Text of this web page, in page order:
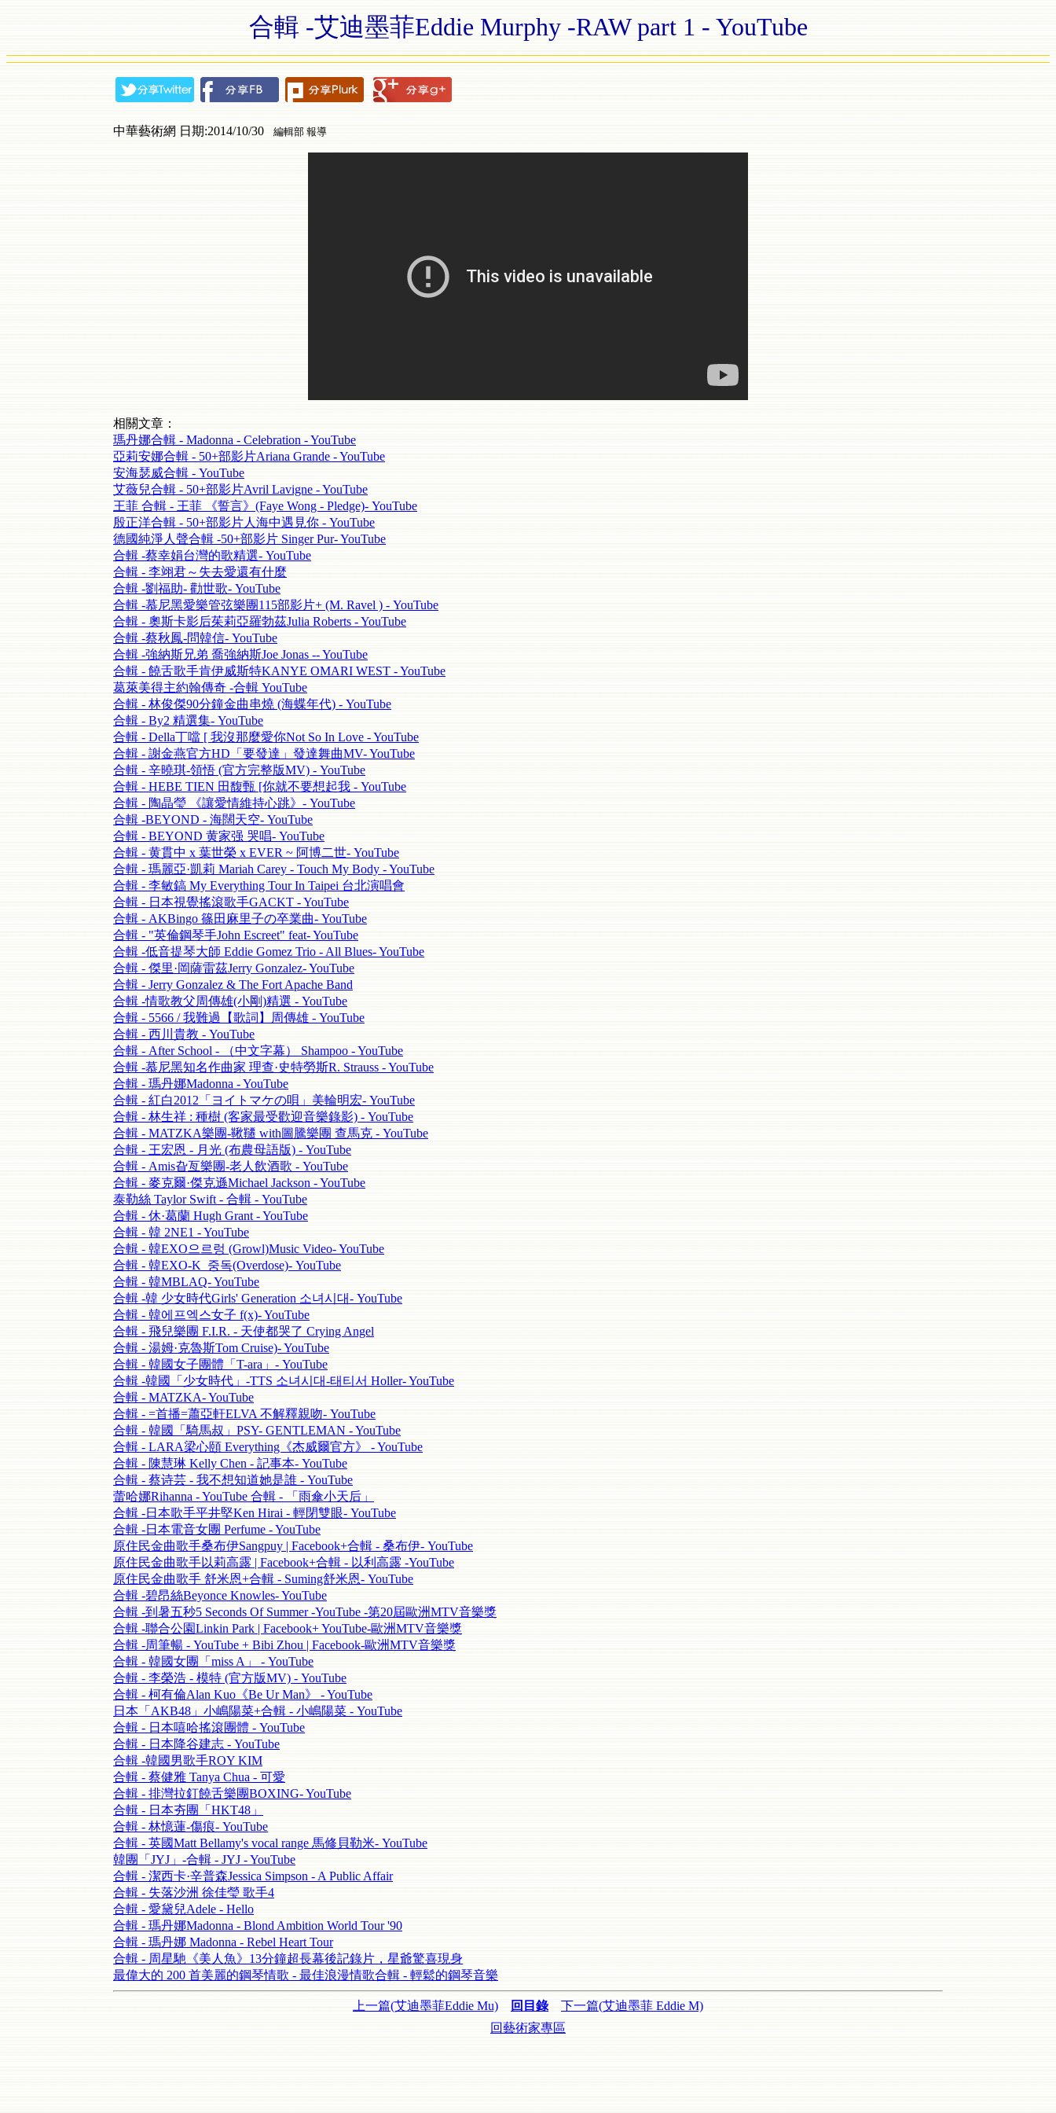
合輯 -艾迪墨菲Eddie Murphy -RAW part 1 - YouTube
中華藝術網 日期:2014/10/30 編輯部 報導
相關文章：
瑪丹娜合輯 - Madonna - Celebration - YouTube
亞莉安娜合輯 - 50+部影片Ariana Grande - YouTube
安海瑟威合輯 - YouTube
艾薇兒合輯 - 50+部影片Avril Lavigne - YouTube
王菲 合輯 - 王菲 《誓言》(Faye Wong - Pledge)- YouTube
殷正洋合輯 - 50+部影片人海中遇見你 - YouTube
德國純淨人聲合輯 -50+部影片 Singer Pur- YouTube
合輯 -蔡幸娟台灣的歌精選- YouTube
合輯 - 李翊君～失去愛還有什麼
合輯 -劉福助- 勸世歌- YouTube
合輯 -慕尼黑愛樂管弦樂團115部影片+ (M. Ravel ) - YouTube
合輯 - 奧斯卡影后茱莉亞羅勃茲Julia Roberts - YouTube
合輯 -蔡秋鳳-問韓信- YouTube
合輯 -強納斯兄弟 喬強納斯Joe Jonas -- YouTube
合輯 - 饒舌歌手肯伊威斯特KANYE OMARI WEST - YouTube
葛萊美得主約翰傳奇 -合輯 YouTube
合輯 - 林俊傑90分鐘金曲串燒 (海蝶年代) - YouTube
合輯 - By2 精選集- YouTube
合輯 - Della丁噹 [ 我沒那麼愛你Not So In Love - YouTube
合輯 - 謝金燕官方HD「要發達」發達舞曲MV- YouTube
合輯 - 辛曉琪-領悟 (官方完整版MV) - YouTube
合輯 - HEBE TIEN 田馥甄 [你就不要想起我 - YouTube
合輯 - 陶晶瑩 《讓愛情維持心跳》- YouTube
合輯 -BEYOND - 海闊天空- YouTube
合輯 - BEYOND 黄家强 哭唱- YouTube
合輯 - 黄貫中 x 葉世榮 x EVER ~ 阿博二世- YouTube
合輯 - 瑪麗亞·凱莉 Mariah Carey - Touch My Body - YouTube
合輯 - 李敏鎬 My Everything Tour In Taipei 台北演唱會
合輯 - 日本視覺搖滾歌手GACKT - YouTube
合輯 - AKBingo 篠田麻里子の卒業曲- YouTube
合輯 - "英倫鋼琴手John Escreet" feat- YouTube
合輯 -低音提琴大師 Eddie Gomez Trio - All Blues- YouTube
合輯 - 傑里·岡薩雷茲Jerry Gonzalez- YouTube
合輯 - Jerry Gonzalez & The Fort Apache Band
合輯 -情歌教父周傳雄(小剛)精選 - YouTube
合輯 - 5566 / 我難過【歌詞】周傳雄 - YouTube
合輯 - 西川貴教 - YouTube
合輯 - After School - （中文字幕） Shampoo - YouTube
合輯 -慕尼黑知名作曲家 理查·史特勞斯R. Strauss - YouTube
合輯 - 瑪丹娜Madonna - YouTube
合輯 - 紅白2012「ヨイトマケの唄」美輪明宏- YouTube
合輯 - 林生祥 : 種樹 (客家最受歡迎音樂錄影) - YouTube
合輯 - MATZKA樂團-鞦韆 with圖騰樂團 查馬克 - YouTube
合輯 - 王宏恩 - 月光 (布農母語版) - YouTube
合輯 - Amis旮亙樂團-老人飲酒歌 - YouTube
合輯 - 麥克爾·傑克遜Michael Jackson - YouTube
泰勒絲 Taylor Swift - 合輯 - YouTube
合輯 - 休·葛蘭 Hugh Grant - YouTube
合輯 - 韓 2NE1 - YouTube
合輯 - 韓EXO으르렁 (Growl)Music Video- YouTube
合輯 - 韓EXO-K_중독(Overdose)- YouTube
合輯 - 韓MBLAQ- YouTube
合輯 -韓 少女時代Girls' Generation 소녀시대- YouTube
合輯 - 韓에프엑스女子 f(x)- YouTube
合輯 - 飛兒樂團 F.I.R. - 天使都哭了 Crying Angel
合輯 - 湯姆·克魯斯Tom Cruise)- YouTube
合輯 - 韓國女子團體「T-ara」- YouTube
合輯 -韓國「少女時代」-TTS 소녀시대-태티서 Holler- YouTube
合輯 - MATZKA- YouTube
合輯 - =首播=蕭亞軒ELVA 不解釋親吻- YouTube
合輯 - 韓國「騎馬叔」PSY- GENTLEMAN - YouTube
合輯 - LARA梁心頤 Everything《杰威爾官方》 - YouTube
合輯 - 陳慧琳 Kelly Chen - 記事本- YouTube
合輯 - 蔡诗芸 - 我不想知道她是誰 - YouTube
蕾哈娜Rihanna - YouTube 合輯 - 「雨傘小天后」
合輯 -日本歌手平井堅Ken Hirai - 輕閉雙眼- YouTube
合輯 -日本電音女團 Perfume - YouTube
原住民金曲歌手桑布伊Sangpuy | Facebook+合輯 - 桑布伊- YouTube
原住民金曲歌手以莉高露 | Facebook+合輯 - 以利高露 -YouTube
原住民金曲歌手 舒米恩+合輯 - Suming舒米恩- YouTube
合輯 -碧昂絲Beyonce Knowles- YouTube
合輯 -到暑五秒5 Seconds Of Summer -YouTube -第20屆歐洲MTV音樂獎
合輯 -聯合公園Linkin Park | Facebook+ YouTube-歐洲MTV音樂獎
合輯 -周筆暢 - YouTube + Bibi Zhou | Facebook-歐洲MTV音樂獎
合輯 - 韓國女團「miss A」 - YouTube
合輯 - 李榮浩 - 模特 (官方版MV) - YouTube
合輯 - 柯有倫Alan Kuo《Be Ur Man》 - YouTube
日本「AKB48」小嶋陽菜+合輯 - 小嶋陽菜 - YouTube
合輯 - 日本嘻哈搖滾團體 - YouTube
合輯 - 日本降谷建志 - YouTube
合輯 -韓國男歌手ROY KIM
合輯 - 蔡健雅 Tanya Chua - 可愛
合輯 - 排灣拉釘饒舌樂團BOXING- YouTube
合輯 - 日本夯團「HKT48」
合輯 - 林憶蓮-傷痕- YouTube
合輯 - 英國Matt Bellamy's vocal range 馬修貝勒米- YouTube
韓團「JYJ」-合輯 - JYJ - YouTube
合輯 - 潔西卡·辛普森Jessica Simpson - A Public Affair
合輯 - 失落沙洲 徐佳瑩 歌手4
合輯 - 愛黛兒Adele - Hello
合輯 - 瑪丹娜Madonna - Blond Ambition World Tour '90
合輯 - 瑪丹娜 Madonna - Rebel Heart Tour
合輯 - 周星馳《美人魚》13分鐘超長幕後記錄片，星爺驚喜現身
最偉大的 200 首美麗的鋼琴情歌 - 最佳浪漫情歌合輯 - 輕鬆的鋼琴音樂
上一篇(艾迪墨菲Eddie Mu) 回目錄
下一篇(艾迪墨菲 Eddie M)
回藝術家專區